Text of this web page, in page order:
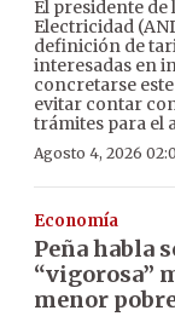
El presidente
Electricidad
definición de
interesadas en
concretarse
evitar contar
trámites para el
Agosto 4, 2026
Economía
Peña habla
“vigorosa”
menor